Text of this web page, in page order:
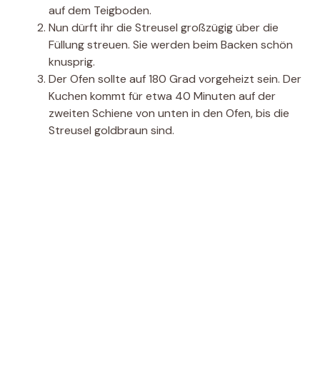
auf dem Teigboden.
Nun dürft ihr die Streusel großzügig über die
Füllung streuen. Sie werden beim Backen schön
knusprig.
Der Ofen sollte auf 180 Grad vorgeheizt sein. Der
Kuchen kommt für etwa 40 Minuten auf der
zweiten Schiene von unten in den Ofen, bis die
Streusel goldbraun sind.